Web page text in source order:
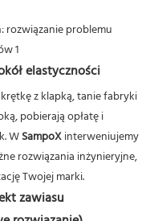
elastyczności
z klapką, tanie fabryki
pobierają opłatę i
WSampoXinterweniujemy
rozwiązania inżynieryjne,
Twojej marki.
zawiasu